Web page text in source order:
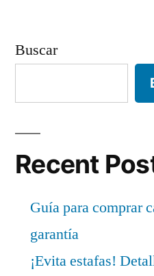
Buscar
Recent
Guía para comprar
garantía
¡Evita estafas!